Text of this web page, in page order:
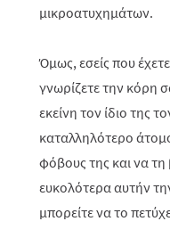
μικροατυχημάτων.
Όμως, εσείς που
γνωρίζετε την κόρη
εκείνη τον ίδιο της
καταλληλότερο
φόβους της και να τη
ευκολότερα αυτήν
μπορείτε να το